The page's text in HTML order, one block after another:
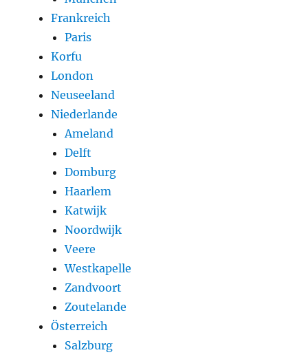
Frankreich
Paris
Korfu
London
Neuseeland
Niederlande
Ameland
Delft
Domburg
Haarlem
Katwijk
Noordwijk
Veere
Westkapelle
Zandvoort
Zoutelande
Österreich
Salzburg